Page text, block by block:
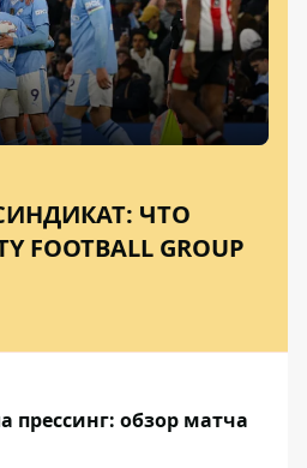
ЧТО
FOOTBALL GROUP
прессинг: обзор матча